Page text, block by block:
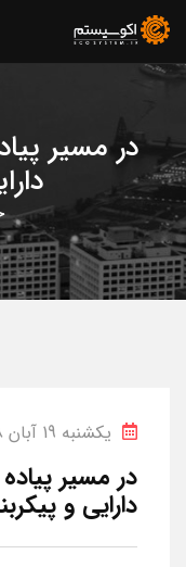
یکشنبه 19 آبان 1398
دارایی و